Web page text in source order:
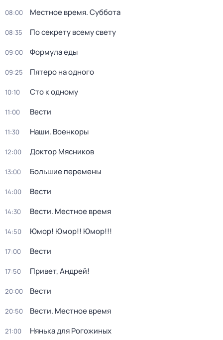
08:00 Местное время. Суббота
08:35 По секрету всему свету
09:00 Формула еды
09:25 Пятеро на одного
10:10 Сто к одному
11:00 Вести
11:30 Наши. Военкоры
12:00 Доктор Мясников
13:00 Большие перемены
14:00 Вести
14:30 Вести. Местное время
14:50 Юмор! Юмор!! Юмор!!!
17:00 Вести
17:50 Привет, Андрей!
20:00 Вести
20:50 Вести. Местное время
21:00 Нянька для Рогожиных